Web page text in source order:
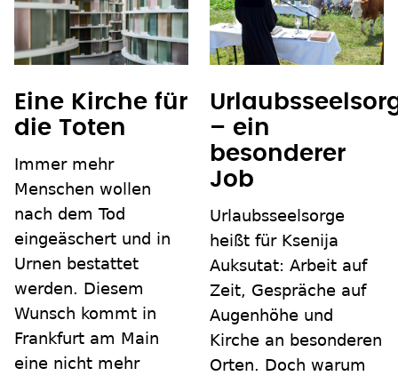
Eine Kirche für
die Toten
Immer mehr
Menschen wollen
nach dem Tod
eingeäschert und in
Urnen bestattet
werden. Diesem
Wunsch kommt in
Frankfurt am Main
eine nicht mehr
– ein
besonderer
Job
Urlaubsseelsorge
heißt für Ksenija
Auksutat: Arbeit auf
Zeit, Gespräche auf
Augenhöhe und
Kirche an besonderen
Orten. Doch warum